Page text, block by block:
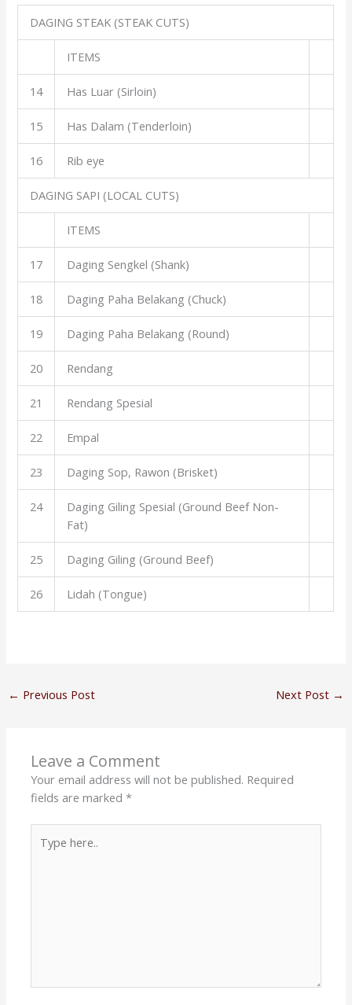
DAGING STEAK (STEAK CUTS)
ITEMS
14 Has Luar (Sirloin)
15 Has Dalam (Tenderloin)
16 Rib eye
DAGING SAPI (LOCAL CUTS)
ITEMS
17 Daging Sengkel (Shank)
18 Daging Paha Belakang (Chuck)
19 Daging Paha Belakang (Round)
20 Rendang
21 Rendang Spesial
22 Empal
23 Daging Sop, Rawon (Brisket)
24
Daging Giling Spesial (Ground Beef Non-
Fat)
25 Daging Giling (Ground Beef)
26 Lidah (Tongue)
← Previous Post Next Post →
Leave a Comment
Your email address will not be published. Required
fields are marked*
here..